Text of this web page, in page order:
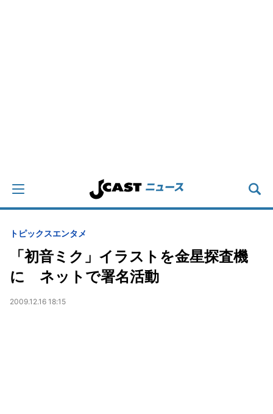
トピックスエンタメ
「初音ミク」イラストを金星探査機
に ネットで署名活動
2009.12.16 18:15